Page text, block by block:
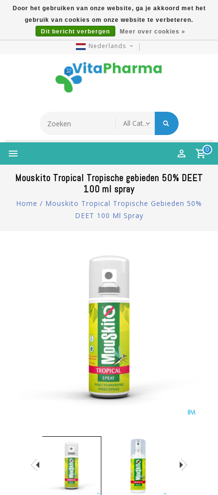
5% Korting Na Aanmelding Op Nieuwsbrief | Gratis
Verzending Vanaf €49 | Online Sinds 2007
Nederlands
0
Mouskito Tropical Tropische gebieden 50% DEET
100 ml spray
Home / Mouskito Tropical Tropische Gebieden 50%
DEET 100 Ml Spray
Door het gebruiken van onze website, ga je akkoord met het
gebruik van cookies om onze website te verbeteren.
Dit bericht verbergen
Meer over cookies »